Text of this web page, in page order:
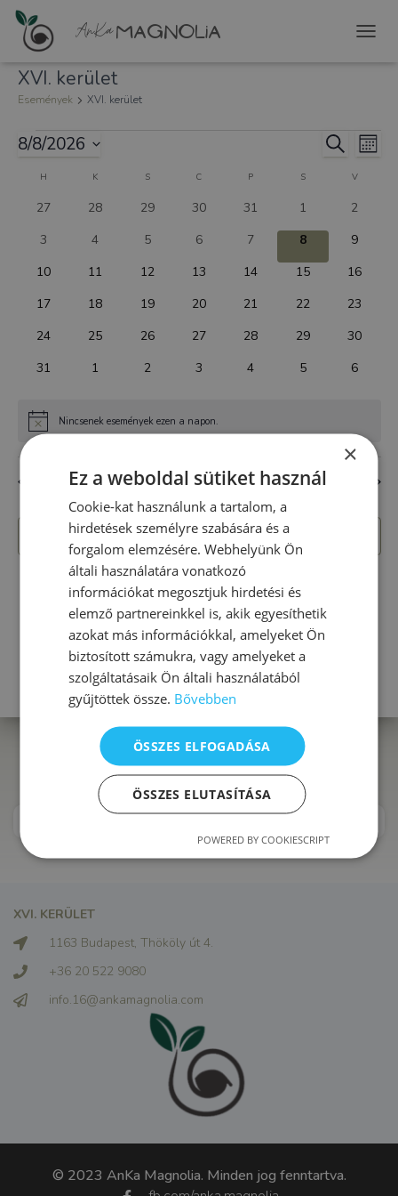
XVI. kerület
Események XVI. kerület
és
nézet
KERESETT
KIFEJEZÉS
8/8/2026
kiválasztása.
Események
naptár
H K S C P S V
0
27
0
28
0
29
0
30
0
31
0
1
0
2
0
3
0
4
0
5
0
6
0
események
7
0
események
8
0
9
0
10
0
11
0
12
0
13
0
14
0
15
0
16
0
17
0
18
0
19
0
20
0
21
0
22
0
23
0
24
0
25
0
26
0
27
0
28
0
29
0
30
0
31
0
1
0
2
0
3
0
4
0
5
0
6
Notice Nincsenek események ezen a napon.
Ebben a hónapban
FELIRATKOZÁS A NAPTÁRRA
AnKa Magnolia
ahol minden MAG virágozhat...
XVI. KERÜLET
1163 Budapest, Thököly út 4.
+36 20 522 9080
info.16@ankamagnolia.com
© 2023 AnKa Magnolia. Minden jog fenntartva.
×
Ez a weboldal sütiket használ
Cookie-kat használunk a tartalom, a
hirdetések személyre szabására és a
forgalom elemzésére. Webhelyünk Ön
általi használatára vonatkozó
információkat megosztjuk hirdetési és
elemző partnereinkkel is, akik egyesíthetik
azokat más információkkal, amelyeket Ön
biztosított számukra, vagy amelyeket a
szolgáltatásaik Ön általi használatából
gyűjtöttek össze. Bővebben
ÖSSZES ELFOGADÁSA
ÖSSZES ELUTASÍTÁSA
POWERED BY COOKIESCRIPT